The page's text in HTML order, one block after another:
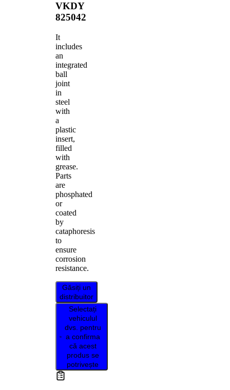
VKDY
825042
It
includes
an
integrated
ball
joint
in
steel
with
a
plastic
insert,
filled
with
grease.
Parts
are
phosphated
or
coated
by
cataphoresis
to
ensure
corrosion
resistance.
Găsiți un
distribuitor
Selectați
vehiculul
dvs. pentru
a confirma
că acest
produs se
potrivește